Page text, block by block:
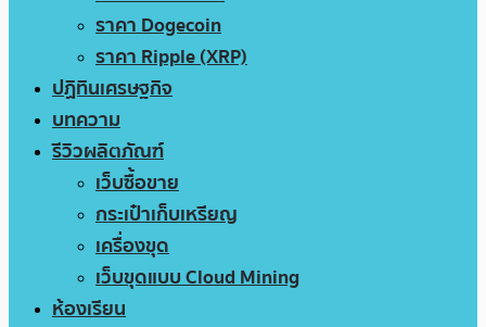
ราคา Dogecoin
ราคา Ripple (XRP)
ปฏิทินเศรษฐกิจ
บทความ
รีวิวผลิตภัณฑ์
เว็บซื้อขาย
กระเป๋าเก็บเหรียญ
เครื่องขุด
เว็บขุดแบบ Cloud Mining
ห้องเรียน